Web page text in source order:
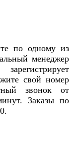
по одному из
менеджер
свой номер
звонок от
Заказы по